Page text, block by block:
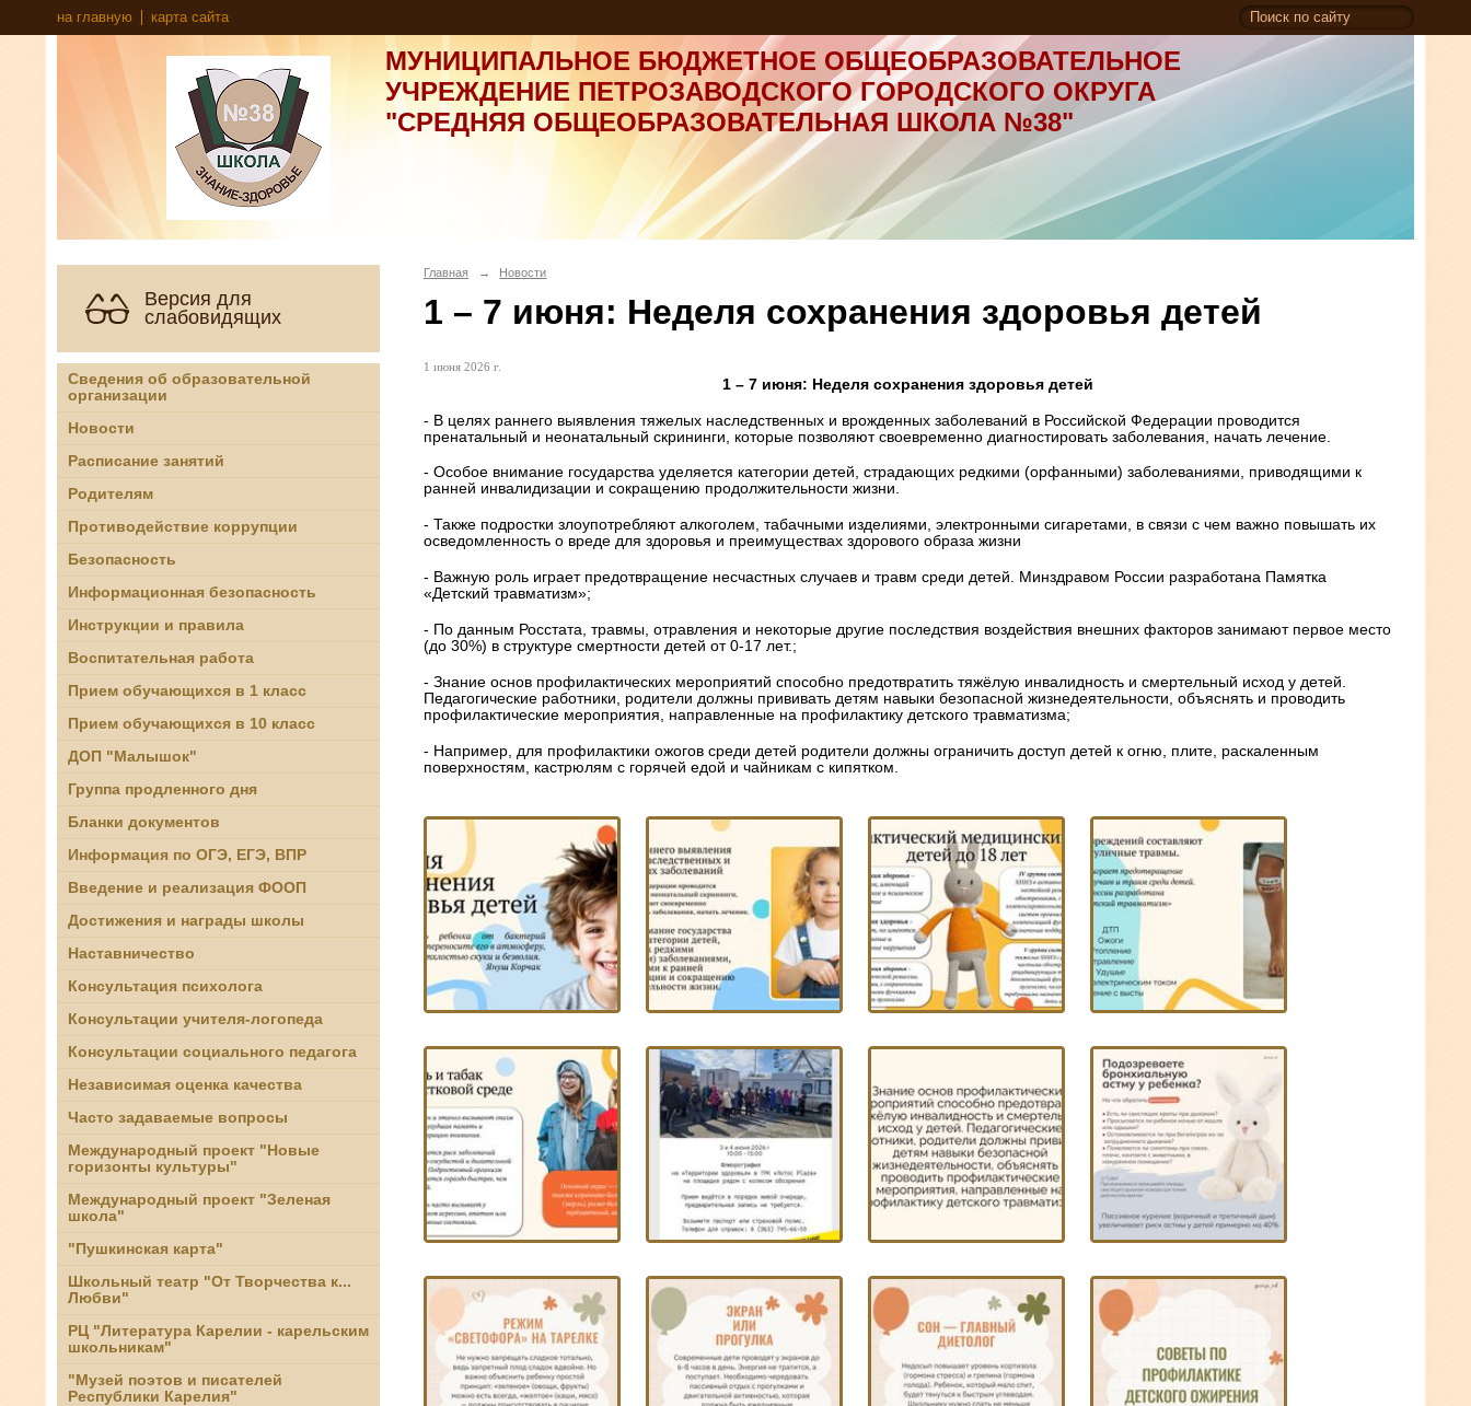
на главную карта сайта
МУНИЦИПАЛЬНОЕ БЮДЖЕТНОЕ ОБЩЕОБРАЗОВАТЕЛЬНОЕ
УЧРЕЖДЕНИЕ ПЕТРОЗАВОДСКОГО ГОРОДСКОГО ОКРУГА
"СРЕДНЯЯ ОБЩЕОБРАЗОВАТЕЛЬНАЯ ШКОЛА №38"
Версия для
слабовидящих
Сведения об образовательной
организации
Новости
Расписание занятий
Родителям
Противодействие коррупции
Безопасность
Информационная безопасность
Инструкции и правила
Воспитательная работа
Прием обучающихся в 1 класс
Прием обучающихся в 10 класс
ДОП "Малышок"
Группа продленного дня
Бланки документов
Информация по ОГЭ, ЕГЭ, ВПР
Введение и реализация ФООП
Достижения и награды школы
Наставничество
Консультация психолога
Консультации учителя-логопеда
Консультации социального педагога
Независимая оценка качества
Часто задаваемые вопросы
Международный проект "Новые
горизонты культуры"
Международный проект "Зеленая
школа"
"Пушкинская карта"
Школьный театр "От Творчества к...
Любви"
РЦ "Литература Карелии - карельским
школьникам"
"Музей поэтов и писателей
Республики Карелия"
Главная → Новости
1 – 7 июня: Неделя сохранения здоровья детей
1 июня 2026 г.
1 – 7 июня: Неделя сохранения здоровья детей
- В целях раннего выявления тяжелых наследственных и врожденных заболеваний в Российской Федерации проводится
пренатальный и неонатальный скрининги, которые позволяют своевременно диагностировать заболевания, начать лечение.
- Особое внимание государства уделяется категории детей, страдающих редкими (орфанными) заболеваниями, приводящими к
ранней инвалидизации и сокращению продолжительности жизни.
- Также подростки злоупотребляют алкоголем, табачными изделиями, электронными сигаретами, в связи с чем важно повышать их
осведомленность о вреде для здоровья и преимуществах здорового образа жизни
- Важную роль играет предотвращение несчастных случаев и травм среди детей. Минздравом России разработана Памятка
«Детский травматизм»;
- По данным Росстата, травмы, отравления и некоторые другие последствия воздействия внешних факторов занимают первое место
(до 30%) в структуре смертности детей от 0-17 лет.;
- Знание основ профилактических мероприятий способно предотвратить тяжёлую инвалидность и смертельный исход у детей.
Педагогические работники, родители должны прививать детям навыки безопасной жизнедеятельности, объяснять и проводить
профилактические мероприятия, направленные на профилактику детского травматизма;
- Например, для профилактики ожогов среди детей родители должны ограничить доступ детей к огню, плите, раскаленным
поверхностям, кастрюлям с горячей едой и чайникам с кипятком.